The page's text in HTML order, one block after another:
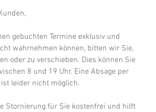
gebuchten Termine exklusiv und
wahrnehmen können, bitten wir Sie,
oder zu verschieben. Dies können Sie
8 und 19 Uhr. Eine Absage per
ist leider nicht möglich.
Stornierung für Sie kostenfrei und hilft